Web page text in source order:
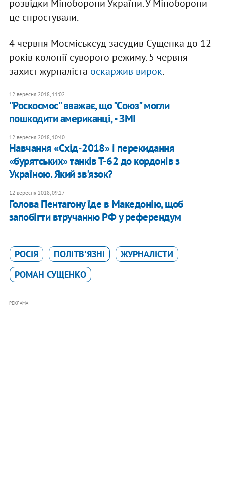
розвідки Міноборони України. У Міноборони
це спростували.
4 червня Мосміськсуд засудив Сущенка до 12
років колонії суворого режиму. 5 червня
захист журналіста оскаржив вирок.
12 вересня 2018, 11:02
"Роскосмос" вважає, що "Союз" могли
пошкодити американці, - ЗМІ
12 вересня 2018, 10:40
Навчання «Схід-2018» і перекидання
«бурятських» танків Т-62 до кордонів з
Україною. Який зв'язок?
12 вересня 2018, 09:27
Голова Пентагону їде в Македонію, щоб
запобігти втручанню РФ у референдум
РОСІЯ ПОЛІТВ'ЯЗНІ
ЖУРНАЛІСТИ
РОМАН СУЩЕНКО
РЕКЛАМА